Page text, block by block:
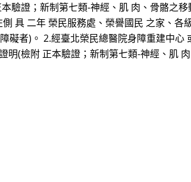
驗證；新制第七類-神經、肌 肉、骨骼之
具 二年 榮民服務處、榮譽國民 之家、
礙者)。 2.經臺北榮民總醫院身障重建中
(檢附 正本驗證；新制第七類-神經、肌